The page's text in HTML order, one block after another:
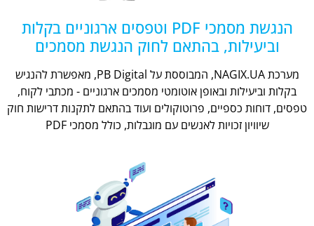
הנגשת מסמכי PDF וטפסים ארגוניים בקלות
וביעילות, בהתאם לחוק הנגשת מסמכים
מערכת NAGIX.UA, המבוססת על PB Digital, מאפשרת להנגיש
בקלות וביעילות ובאופן אוטומטי מסמכים ארגוניים - מכתבי לקוח,
טפסים, דוחות כספיים, פרוטוקולים ועוד בהתאם לתקנות דרישות חוק
שיוויון זכויות לאנשים עם מוגבלות, כולל מסמכי PDF